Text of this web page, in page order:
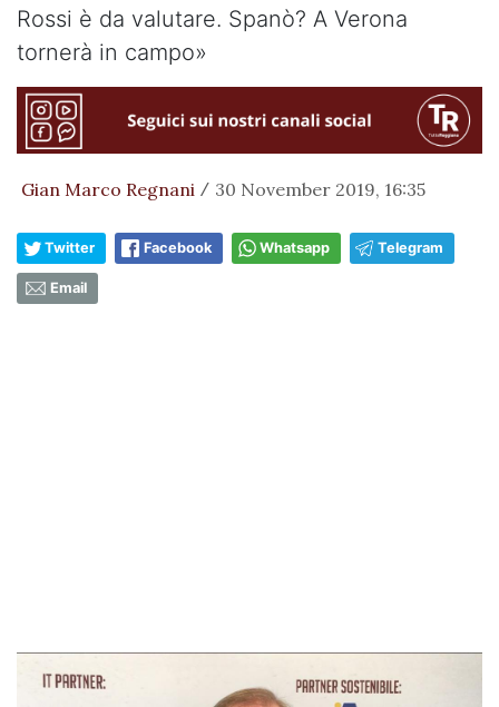
Rossi è da valutare. Spanò? A Verona
tornerà in campo»
Gian Marco Regnani / 30 November 2019, 16:35
Twitter Facebook Whatsapp Telegram
Email